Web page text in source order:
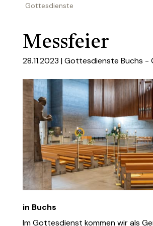
Gottesdienste
Messfeier
28.11.2023 |Gottesdienste Buchs -
in Buchs
Im Gottesdienst kommen wir als